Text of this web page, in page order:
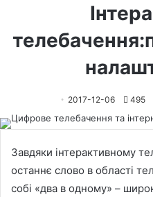
2017-12-06 495
Завдяки інтерактивному
останнє слово в області
собі «два в одному» –